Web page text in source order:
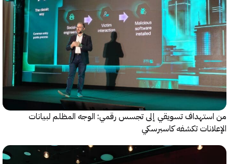
تسويقي إلى تجسس رقمي: الوجه المظلم لبيانات
تكشفه كاسبرسكي